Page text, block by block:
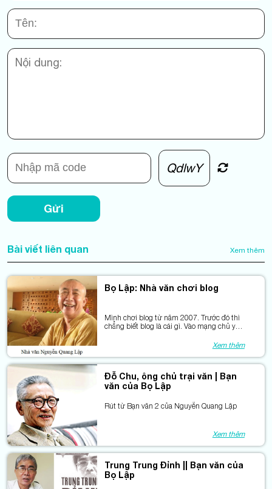
QdlwY
Gửi
Bài viết liên quan Xem thêm
Bọ Lập: Nhà văn chơi blog
Mình chơi blog từ năm 2007. Trước đó thì
chẳng biết blog là cái gì. Vào mạng chủ yếu
thôi. Một hôm nghe đứa học trò chat với
mình, nói, thầy không lập cái blog cho vui.
Xem thêm
Đỗ Chu, ông chủ trại văn | Bạn
văn của Bọ Lập
Rút từ Bạn văn 2 của Nguyễn Quang Lập
Xem thêm
Trung Trung Đỉnh || Bạn văn của
Bọ Lập